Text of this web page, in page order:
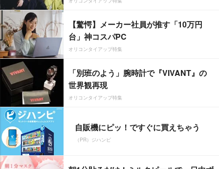
【驚愕】メーカー社員が推す「10万円
台」神コスパPC
オリコンタイアップ特集
「別班のよう」腕時計で『VIVANT』の
世界観再現
オリコンタイアップ特集
自販機にピッ！ですぐに買えちゃう
（PR）ジハンピ